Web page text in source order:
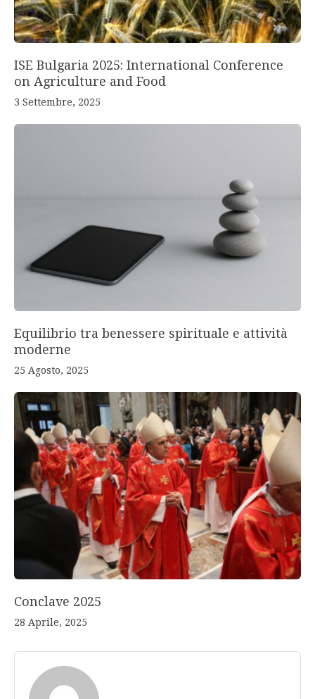
ISE Bulgaria 2025: International Conference
on Agriculture and Food
3 Settembre, 2025
Equilibrio tra benessere spirituale e attività
moderne
25 Agosto, 2025
Conclave 2025
28 Aprile, 2025